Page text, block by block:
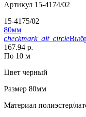
Артикул 15-4174/02
15-4175/02
80мм
checkmark_alt_circle
167.94 р.
По 10 м
Цвет черный
Размер 80мм
Материал полиэстер/